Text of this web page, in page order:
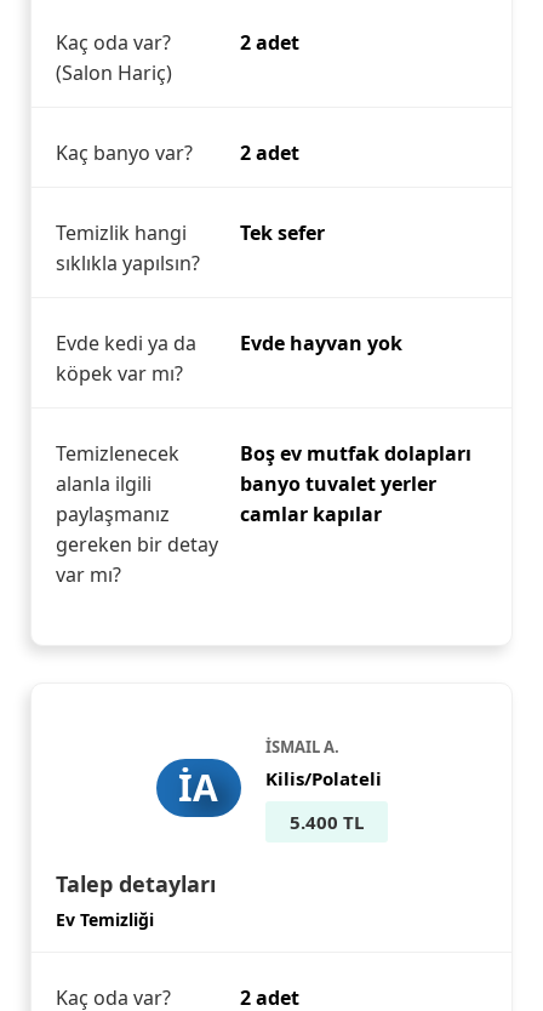
Kaç oda var?
(Salon Hariç)
2 adet
Kaç banyo var? 2 adet
Temizlik hangi
sıklıkla yapılsın?
Tek sefer
Evde kedi ya da
köpek var mı?
Evde hayvan yok
Temizlenecek
alanla ilgili
paylaşmanız
gereken bir detay
var mı?
Boş ev mutfak dolapları
banyo tuvalet yerler
camlar kapılar
İA
İSMAIL A.
Kilis/Polateli
5.400 TL
Talep detayları
Ev Temizliği
Kaç oda var? 2 adet